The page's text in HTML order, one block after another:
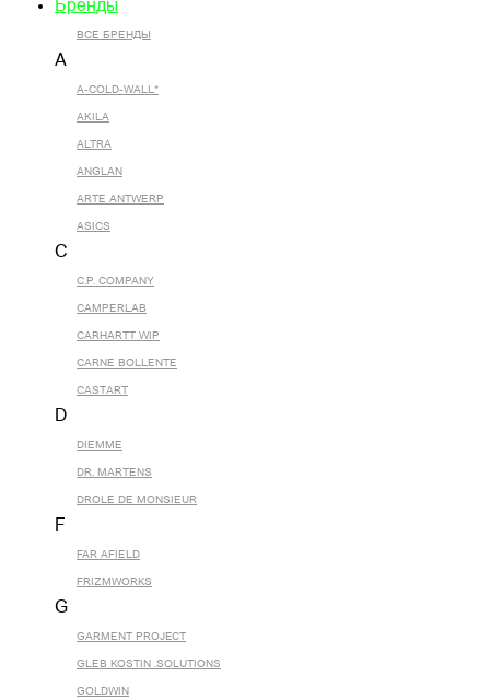
Бренды
ВСЕ БРЕНДЫ
A
A-COLD-WALL*
AKILA
ALTRA
ANGLAN
ARTE ANTWERP
ASICS
C
C.P. COMPANY
CAMPERLAB
CARHARTT WIP
CARNE BOLLENTE
CASTART
D
DIEMME
DR. MARTENS
DROLE DE MONSIEUR
F
FAR AFIELD
FRIZMWORKS
G
GARMENT PROJECT
GLEB KOSTIN .SOLUTIONS
GOLDWIN